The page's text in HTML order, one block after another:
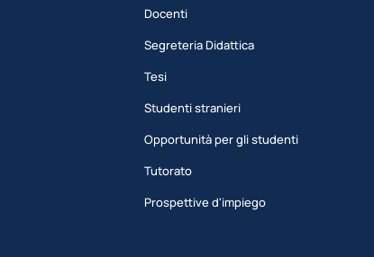
Docenti
Segreteria Didattica
Tesi
Studenti stranieri
Opportunità per gli studenti
Tutorato
Prospettive d'impiego